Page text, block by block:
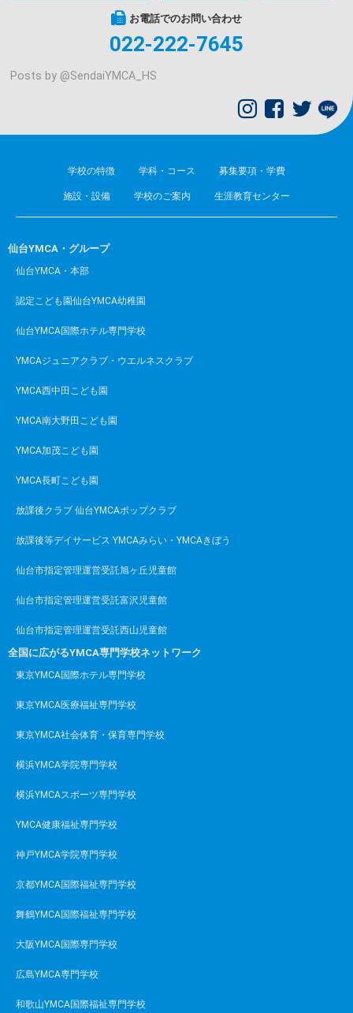
お電話でのお問い合わせ
022-222-7645
Posts by @SendaiYMCA_HS
学校の特徴 学科・コース 募集要項・学費
施設・設備 学校のご案内 生涯教育センター
仙台YMCA・グループ
仙台YMCA・本部
認定こども園仙台YMCA幼稚園
仙台YMCA国際ホテル専門学校
YMCAジュニアクラブ・ウエルネスクラブ
YMCA西中田こども園
YMCA南大野田こども園
YMCA加茂こども園
YMCA長町こども園
放課後クラブ 仙台YMCAポップクラブ
放課後等デイサービス YMCAみらい・YMCAきぼう
仙台市指定管理運営受託旭ヶ丘児童館
仙台市指定管理運営受託富沢児童館
仙台市指定管理運営受託西山児童館
全国に広がるYMCA専門学校ネットワーク
東京YMCA国際ホテル専門学校
東京YMCA医療福祉専門学校
東京YMCA社会体育・保育専門学校
横浜YMCA学院専門学校
横浜YMCAスポーツ専門学校
YMCA健康福祉専門学校
神戸YMCA学院専門学校
京都YMCA国際福祉専門学校
舞鶴YMCA国際福祉専門学校
大阪YMCA国際専門学校
広島YMCA専門学校
和歌山YMCA国際福祉専門学校